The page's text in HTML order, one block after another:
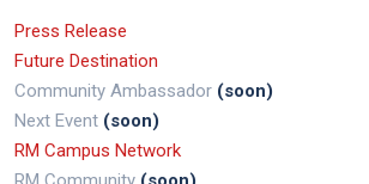
Press Release
Future Destination
Community Ambassador (soon)
Next Event (soon)
RM Campus Network